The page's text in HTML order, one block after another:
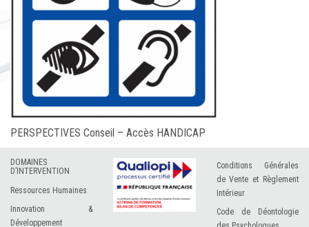
PERSPECTIVES Conseil – Accès HANDICAP
DOMAINES
D’INTERVENTION
Ressources Humaines
Innovation &
Développement
Conditions Générales
de Vente et Règlement
Intérieur
Code de Déontologie